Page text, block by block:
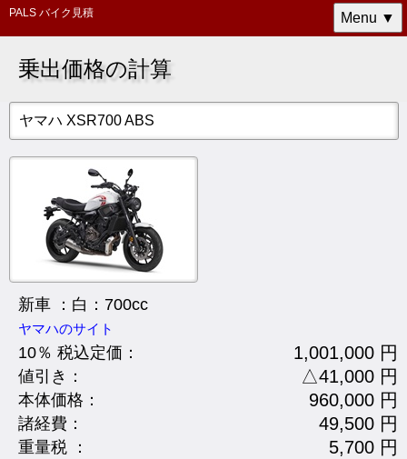
PALS バイク見積 Menu ▼
乗出価格の計算
ヤマハ XSR700 ABS
新車 ：白：700cc
ヤマハのサイト
10％ 税込定価： 1,001,000 円
値引き： △41,000 円
本体価格： 960,000 円
諸経費： 49,500 円
重量税 ： 5,700 円